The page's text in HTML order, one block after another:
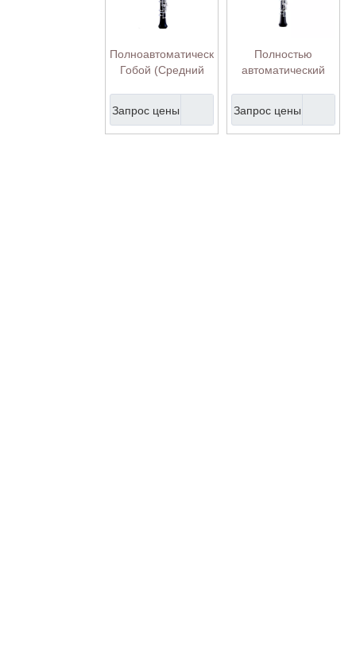
Полноавтоматический
Гобой (Средний
Запрос цены
Полностью
автоматический
Запрос цены